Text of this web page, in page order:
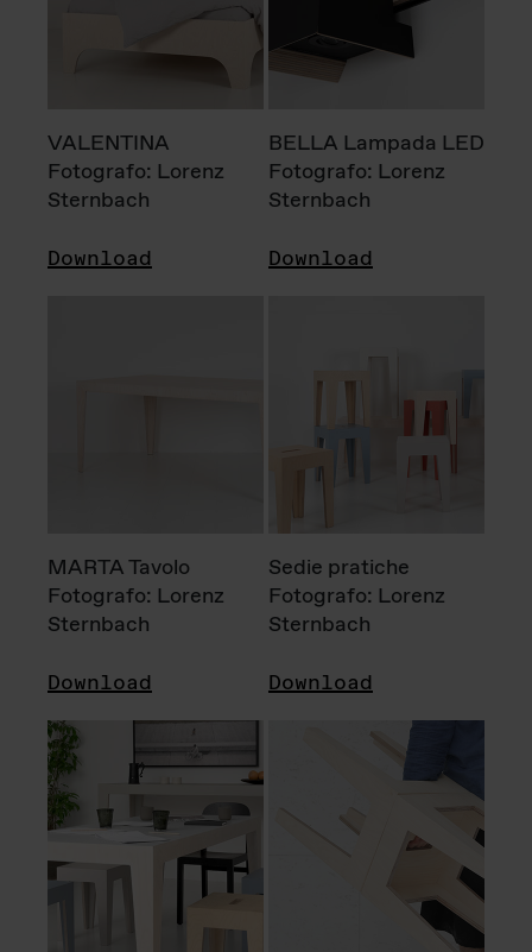
VALENTINA
Fotografo: Lorenz
Sternbach
Download
BELLA Lampada LED
Fotografo: Lorenz
Sternbach
Download
MARTA Tavolo
Fotografo: Lorenz
Sternbach
Download
Sedie pratiche
Fotografo: Lorenz
Sternbach
Download